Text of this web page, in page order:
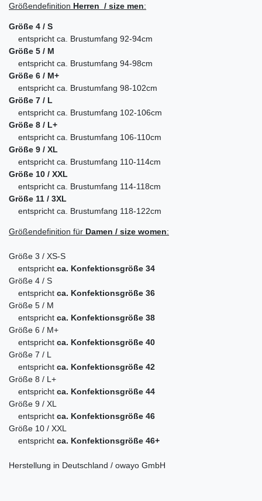
Größendefinition Herren / size men:
Größe 4 / S
entspricht ca. Brustumfang 92-94cm
Größe 5 / M
entspricht ca. Brustumfang 94-98cm
Größe 6 / M+
entspricht ca. Brustumfang 98-102cm
Größe 7 / L
entspricht ca. Brustumfang 102-106cm
Größe 8 / L+
entspricht ca. Brustumfang 106-110cm
Größe 9 / XL
entspricht ca. Brustumfang 110-114cm
Größe 10 / XXL
entspricht ca. Brustumfang 114-118cm
Größe 11 / 3XL
entspricht ca. Brustumfang 118-122cm
Größendefinition für Damen / size women:
Größe 3 / XS-S
entspricht ca. Konfektionsgröße 34
Größe 4 / S
entspricht ca. Konfektionsgröße 36
Größe 5 / M
entspricht ca. Konfektionsgröße 38
Größe 6 / M+
entspricht ca. Konfektionsgröße 40
Größe 7 / L
entspricht ca. Konfektionsgröße 42
Größe 8 / L+
entspricht ca. Konfektionsgröße 44
Größe 9 / XL
entspricht ca. Konfektionsgröße 46
Größe 10 / XXL
entspricht ca. Konfektionsgröße 46+
Herstellung in Deutschland / owayo GmbH